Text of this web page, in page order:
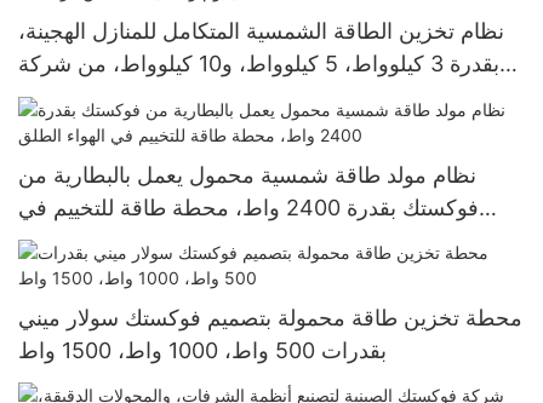
نظام تخزين الطاقة الشمسية المتكامل للمنازل الهجينة،
بقدرة 3 كيلوواط، 5 كيلوواط، و10 كيلوواط، من شركة
نظام مولد طاقة شمسية محمول يعمل بالبطارية من
فوكستك بقدرة 2400 واط، محطة طاقة للتخييم في
الهواء الطلق
محطة تخزين طاقة محمولة بتصميم فوكستك سولار ميني
بقدرات 500 واط، 1000 واط، 1500 واط